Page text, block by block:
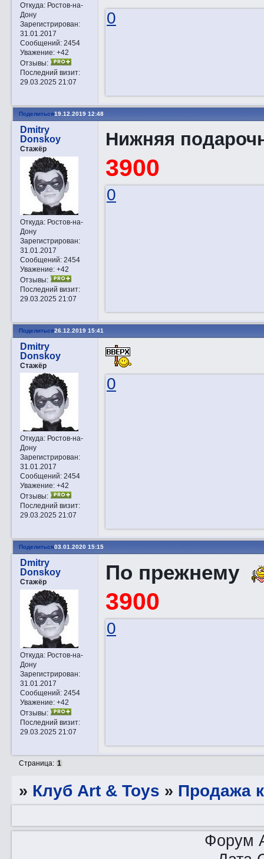
Откуда:Ростов-на-
Дону
Зарегистрирован:
31.01.2017
Сообщений:2454
Уважение: +42
Отзывы:
Последний визит:
29.03.2025 21:07
0
Поделиться19.12.2019 12:48
Dmitry
Donskoy
Стажёр
Откуда:Ростов-на-
Дону
Зарегистрирован:
31.01.2017
Сообщений:2454
Уважение: +42
Отзывы:
Последний визит:
29.03.2025 21:07
Нижняя
3900
0
Поделиться26.12.2019 15:41
Dmitry
Donskoy
Стажёр
Откуда:Ростов-на-
Дону
Зарегистрирован:
31.01.2017
Сообщений:2454
Уважение: +42
Отзывы:
Последний визит:
29.03.2025 21:07
0
Поделиться03.01.2020 15:15
Dmitry
Donskoy
Стажёр
Откуда:Ростов-на-
Дону
Зарегистрирован:
31.01.2017
Сообщений:2454
Уважение: +42
Отзывы:
Последний визит:
29.03.2025 21:07
По прежнему
3900
0
Страница: 1
» Клуб Art & Toys » Продажа
Форум